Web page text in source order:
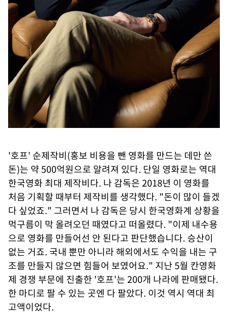
'호프' 순제작비(홍보 비용을 뺀 영화를 만드는 데만 쓴
돈)는 약 500억원으로 알려져 있다. 단일 영화로는 역대
한국영화 최대 제작비다. 나 감독은 2018년 이 영화를
처음 기획할 때부터 제작비를 생각했다. "돈이 많이 들겠
다 싶었죠." 그러면서 나 감독은 당시 한국영화계 상황을
먹구름이 막 올려오던 때였다고 떠올렸다. "이제 내수용
으로 영화를 만들어선 안 된다고 판단했습니다. 승산이
없는 거죠. 국내 뿐만 아니라 해외에서도 수익을 내는 구
조를 만들지 않으면 힘들어 보였어요." 지난 5월 칸영화
제 경쟁 부문에 진출한 '호프'는 200개 나라에 판매됐다.
한 마디로 팔 수 있는 곳엔 다 팔았다. 이것 역시 역대 최
고액이었다.